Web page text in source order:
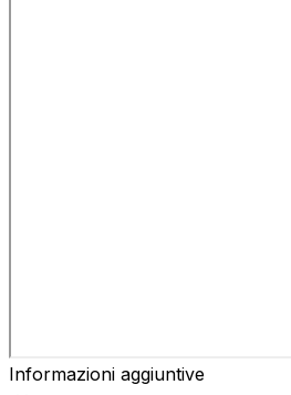
Informazioni aggiuntive